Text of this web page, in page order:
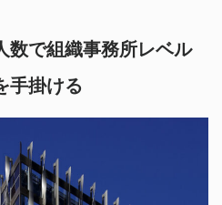
数で組織事務所レベル
手掛ける